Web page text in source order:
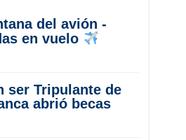
del avión -
en vuelo
ser Tripulante de
abrió becas